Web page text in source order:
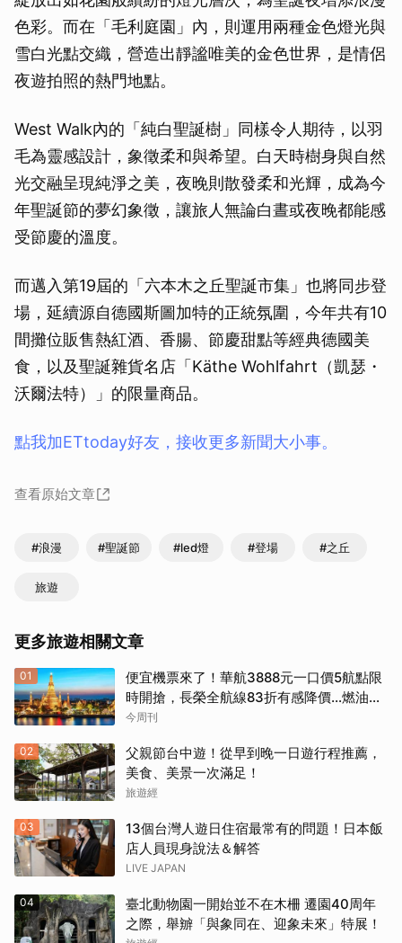
色彩。而在「毛利庭園」內，則運用兩種金色燈光與
雪白光點交織，營造出靜謐唯美的金色世界，是情侶
夜遊拍照的熱門地點。
West Walk內的「純白聖誕樹」同樣令人期待，以羽
毛為靈感設計，象徵柔和與希望。白天時樹身與自然
光交融呈現純淨之美，夜晚則散發柔和光輝，成為今
年聖誕節的夢幻象徵，讓旅人無論白晝或夜晚都能感
受節慶的溫度。
而邁入第19屆的「六本木之丘聖誕市集」也將同步登
場，延續源自德國斯圖加特的正統氛圍，今年共有10
間攤位販售熱紅酒、香腸、節慶甜點等經典德國美
食，以及聖誕雜貨名店「Käthe Wohlfahrt（凱瑟・
沃爾法特）」的限量商品。
點我加ETtoday好友，接收更多新聞大小事。
查看原始文章
#浪漫 #聖誕節 #led燈 #登場 #之丘
旅遊
更多旅遊相關文章
01
便宜機票來了！華航3888元一口價5航點限
時開搶，長榮全航線83折有感降價…燃油稅
8/9調漲早買早省
今周刊
02
父親節台中遊！從早到晚一日遊行程推薦，
美食、美景一次滿足！
旅遊經
03
13個台灣人遊日住宿最常有的問題！日本飯
店人員現身說法＆解答
LIVE JAPAN
04
臺北動物園一開始並不在木柵 遷園40周年
之際，舉辧「與象同在、迎象未來」特展！